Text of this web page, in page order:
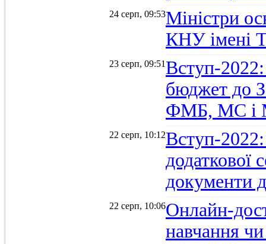
24 серп, 09:53Міністри
КНУ імені
23 серп, 09:51 Вступ-
бюджет до
ФМБ, МС і
22 серп, 10:12Вступ-
додаткової
документи
22 серп, 10:06Онлайн-
навчання